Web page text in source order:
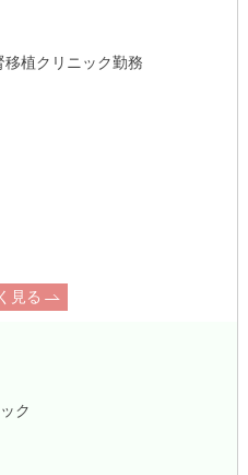
移植クリニック勤務
見る
ク